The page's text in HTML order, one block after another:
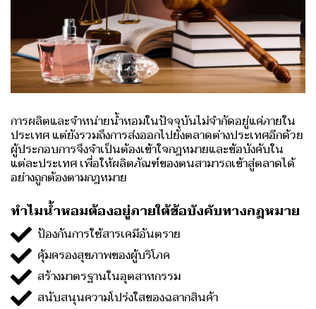
การผลิตและจำหน่ายน้ำหอมในปัจจุบันไม่จำกัดอยู่แค่ภายใน
ประเทศ แต่ยังรวมถึงการส่งออกไปยังตลาดต่างประเทศอีกด้วย
ผู้ประกอบการจึงจำเป็นต้องเข้าใจกฎหมายและข้อบังคับใน
แต่ละประเทศ เพื่อให้ผลิตภัณฑ์ของตนสามารถเข้าสู่ตลาดได้
อย่างถูกต้องตามกฎหมาย
ทำไมน้ำหอมต้องอยู่ภายใต้ข้อบังคับทางกฎหมาย
ป้องกันการใช้สารเคมีอันตราย
คุ้มครองสุขภาพของผู้บริโภค
สร้างมาตรฐานในอุตสาหกรรม
สนับสนุนความโปร่งใสของฉลากสินค้า